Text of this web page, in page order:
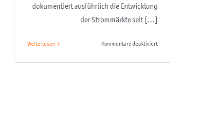
dokumentiert ausführlich die Entwicklung
der Strommärkte seit [...]
Weiterlesen Kommentare deaktiviertfür
Stromlüge